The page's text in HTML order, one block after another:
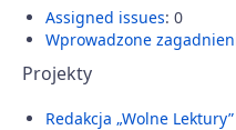
Assigned issues: 0
Wprowadzone
Projekty
Redakcja „Wolne Lektury”